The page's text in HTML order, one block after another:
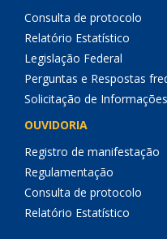
Consulta de protocolo
Relatório Estatístico
Legislação Federal
Perguntas e Respostas
Solicitação de Informações
OUVIDORIA
Registro de manifestação
Regulamentação
Consulta de protocolo
Relatório Estatístico